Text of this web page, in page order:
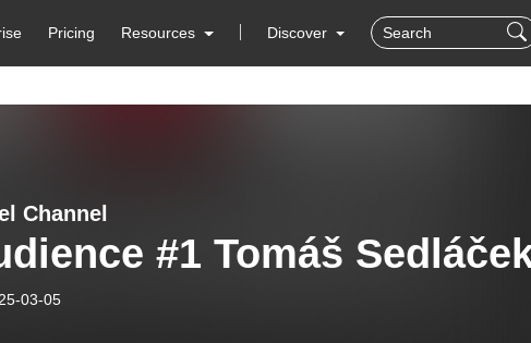
Pricing Resources Discover
Channel
#1 Tomáš
03-05